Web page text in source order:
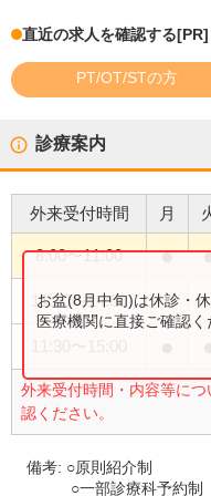
直近の求人を確認する[PR]
PT/OT/STの方
診療案内
外来受付時間 月
8:00〜11:00 ●
11:30〜14:00
外来受付時間・内容等に
認ください。
お盆(8月中旬)は休診・
医療機関に直接ご確認く
備考: ○原則紹介制
○一部診療科予約制